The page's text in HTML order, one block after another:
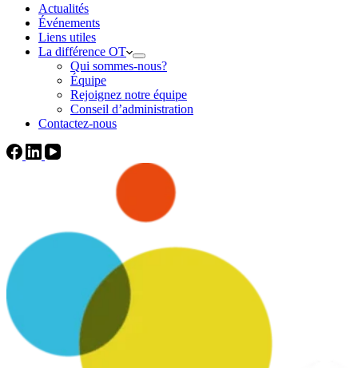
Actualités
Événements
Liens utiles
La différence OT
Qui sommes-nous?
Équipe
Rejoignez notre équipe
Conseil d’administration
Contactez-nous